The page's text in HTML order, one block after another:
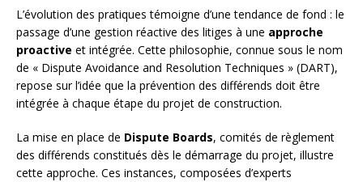
L’évolution des pratiques témoigne d’une tendance de fond : le
passage d’une gestion réactive des litiges à une approche
proactive et intégrée. Cette philosophie, connue sous le nom
de « Dispute Avoidance and Resolution Techniques » (DART),
repose sur l’idée que la prévention des différends doit être
intégrée à chaque étape du projet de construction.
La mise en place de Dispute Boards, comités de règlement
des différends constitués dès le démarrage du projet, illustre
cette approche. Ces instances, composées d’experts